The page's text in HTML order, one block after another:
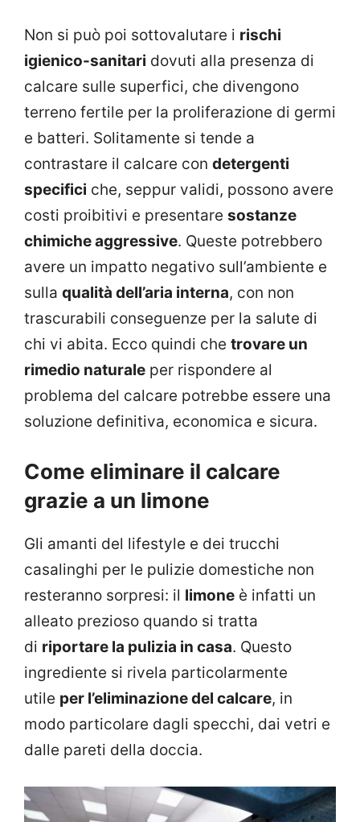
Non si può poi sottovalutare i rischi
igienico-sanitari dovuti alla presenza di
calcare sulle superfici, che divengono
terreno fertile per la proliferazione di germi
e batteri. Solitamente si tende a
contrastare il calcare con detergenti
specifici che, seppur validi, possono avere
costi proibitivi e presentare sostanze
chimiche aggressive. Queste potrebbero
avere un impatto negativo sull’ambiente e
sulla qualità dell’aria interna, con non
trascurabili conseguenze per la salute di
chi vi abita. Ecco quindi che trovare un
rimedio naturale per rispondere al
problema del calcare potrebbe essere una
soluzione definitiva, economica e sicura.
Come eliminare il calcare
grazie a un limone
Gli amanti del lifestyle e dei trucchi
casalinghi per le pulizie domestiche non
resteranno sorpresi: il limone è infatti un
alleato prezioso quando si tratta
di riportare la pulizia in casa. Questo
ingrediente si rivela particolarmente
utile per l’eliminazione del calcare, in
modo particolare dagli specchi, dai vetri e
dalle pareti della doccia.